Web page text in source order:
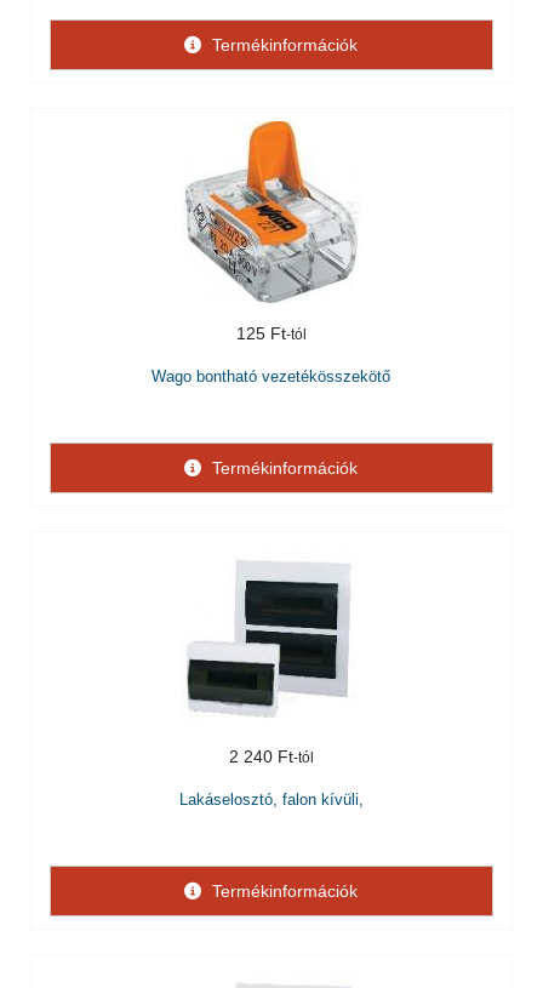
Termékinformációk
125 Ft
Wago bontható vezetékösszekötő
Termékinformációk
2 240 Ft
Lakáselosztó, falon kívüli,
Termékinformációk